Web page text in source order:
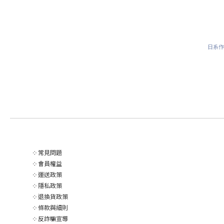
日系
༶ 常見問題
༶會員權益
༶運送政策
༶ 隱私政策
༶退換貨政策
༶條款與細則
༶ 反詐騙宣導